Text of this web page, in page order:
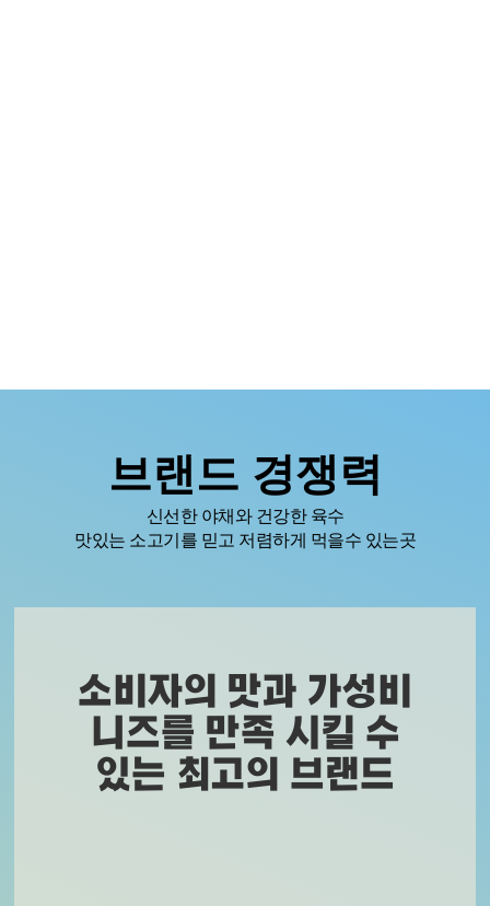
브랜드 경쟁력
신선한 야채와 건강한 육수
맛있는 소고기를 믿고 저렴하게 먹을수 있는곳
소비자의 맛과 가성비
니즈를 만족 시킬 수
있는 최고의 브랜드